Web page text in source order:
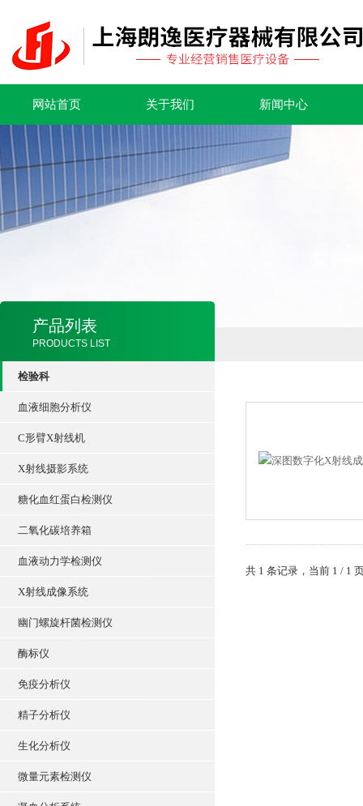
网站首页 关于我们 新闻中心
产品列表
PRODUCTS LIST
检验科
血液细胞分析仪
C形臂X射线机
X射线摄影系统
糖化血红蛋白检测仪
二氧化碳培养箱
血液动力学检测仪
X射线成像系统
幽门螺旋杆菌检测仪
酶标仪
免疫分析仪
精子分析仪
生化分析仪
微量元素检测仪
共 1 条记录，当前 1 / 1